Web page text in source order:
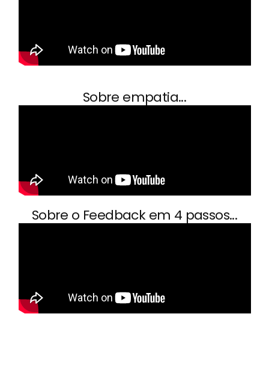
Sobre empatia...
Sobre o Feedback em 4 passos...